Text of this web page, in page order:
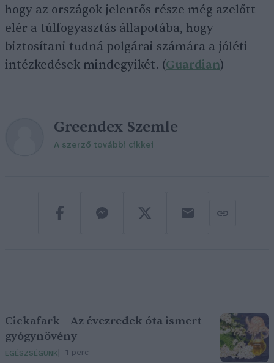
hogy az országok jelentős része még azelőtt
elér a túlfogyasztás állapotába, hogy
biztosítani tudná polgárai számára a jóléti
intézkedések mindegyikét. (Guardian)
Greendex Szemle
A szerző további cikkei
Cickafark – Az évezredek óta ismert
gyógynövény
EGÉSZSÉGÜNK 1 perc